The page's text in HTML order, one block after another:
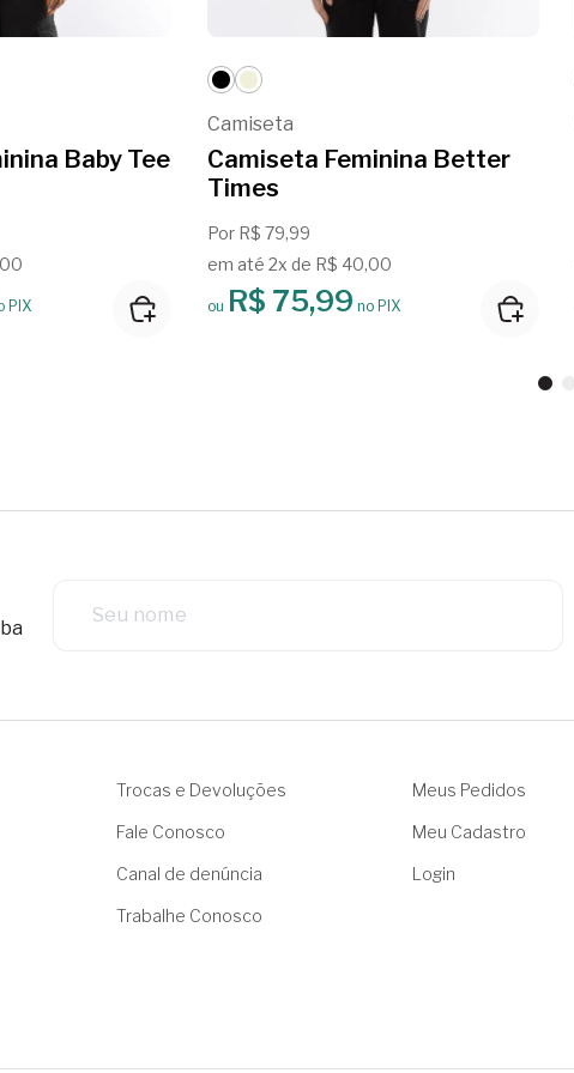
Baby Tee
PIX
Camiseta
Camiseta Feminina Better
Times
Por R$ 79,99
em até 2x de R$ 40,00
ou R$ 75,99 no PIX
Trocas e Devoluções
Fale Conosco
Canal de denúncia
Trabalhe Conosco
Meus Pedidos
Meu Cadastro
Login